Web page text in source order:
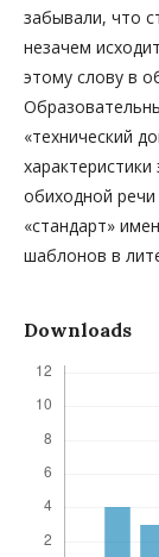
забывали, что
незачем
этому слову в
«технический
обиходной
«стандарт»
шаблонов в
Downloads